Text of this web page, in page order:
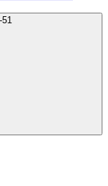
+7(982)637-85-51